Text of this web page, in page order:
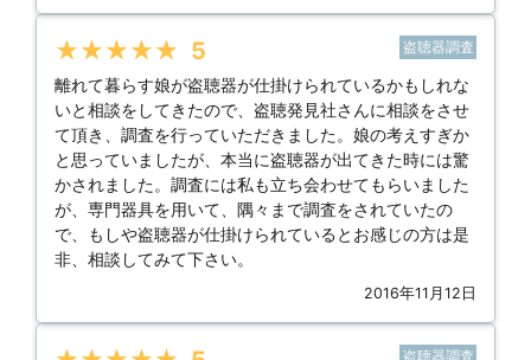
★★★★★ 5 盗聴器調査
離れて暮らす娘が盗聴器が仕掛けられているかもしれな
いと相談をしてきたので、盗聴発見社さんに相談をさせ
て頂き、調査を行っていただきました。娘の考えすぎか
と思っていましたが、本当に盗聴器が出てきた時には驚
かされました。調査には私も立ち会わせてもらいました
が、専門器具を用いて、隅々まで調査をされていたの
で、もしや盗聴器が仕掛けられているとお感じの方は是
非、相談してみて下さい。
2016年11月12日
盗聴器調査